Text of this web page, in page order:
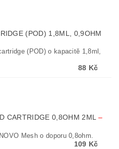
(POD) 1,8ML, 0,9OHM
(POD) o kapacitě 1,8ml,
88 Kč
CARTRIDGE 0,8OHM 2ML –
Mesh o doporu 0,8ohm.
109 Kč